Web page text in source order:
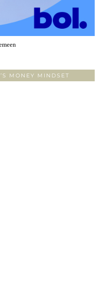
MONEY MINDSET